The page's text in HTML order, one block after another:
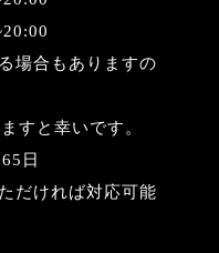
場合もありますの
すと幸いです。
日
だければ対応可能